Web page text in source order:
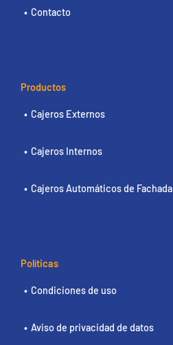
Contacto
Productos
Cajeros Externos
Cajeros Internos
Cajeros Automáticos de Fachada
Políticas
Condiciones de uso
Aviso de privacidad de datos